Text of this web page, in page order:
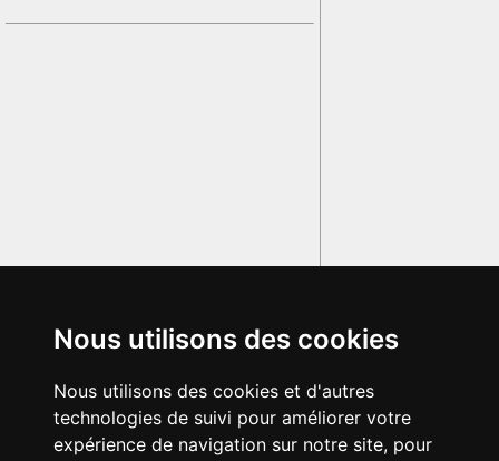
Nous utilisons des cookies
Nous utilisons des cookies et d'autres
technologies de suivi pour améliorer votre
expérience de navigation sur notre site, pour